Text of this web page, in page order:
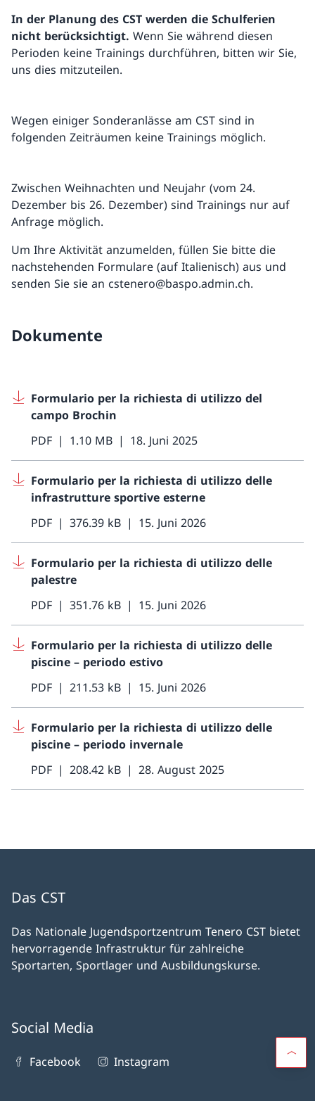
In der Planung des CST werden die Schulferien
nicht berücksichtigt. Wenn Sie während diesen
Perioden keine Trainings durchführen, bitten wir Sie,
uns dies mitzuteilen.
Wegen einiger Sonderanlässe am CST sind in
folgenden Zeiträumen keine Trainings möglich.
Zwischen Weihnachten und Neujahr (vom 24.
Dezember bis 26. Dezember) sind Trainings nur auf
Anfrage möglich.
Um Ihre Aktivität anzumelden, füllen Sie bitte die
nachstehenden Formulare (auf Italienisch) aus und
senden Sie sie an cstenero@baspo.admin.ch.
Dokumente
Formulario per la richiesta di utilizzo del
campo Brochin
PDF
1.10 MB 18. Juni 2025
Formulario per la richiesta di utilizzo delle
infrastrutture sportive esterne
PDF
376.39 kB 15. Juni 2026
Formulario per la richiesta di utilizzo delle
palestre
PDF
351.76 kB 15. Juni 2026
Formulario per la richiesta di utilizzo delle
piscine – periodo estivo
PDF
211.53 kB 15. Juni 2026
Formulario per la richiesta di utilizzo delle
piscine – periodo invernale
PDF
208.42 kB 28. August 2025
Das CST
Das Nationale Jugendsportzentrum Tenero CST bietet
hervorragende Infrastruktur für zahlreiche
Sportarten, Sportlager und Ausbildungskurse.
Social Media
Facebook Instagram